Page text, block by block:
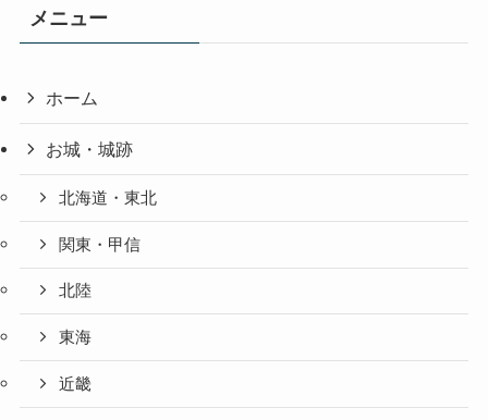
メニュー
ホーム
お城・城跡
北海道・東北
関東・甲信
北陸
東海
近畿